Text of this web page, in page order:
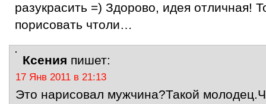
разукрасить =) Здорово, идея отличная!
порисовать чтоли…
Ксения пишет:
17 Янв 2011 в 21:13
Это нарисовал мужчина?Такой